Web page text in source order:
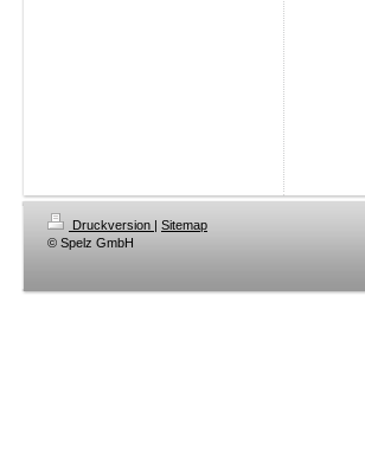
Druckversion | Sitemap
© Spelz GmbH